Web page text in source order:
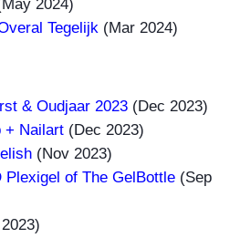
Tegelijk (Mar 2024)
& Oudjaar 2023 (Dec 2023)
+ Nailart (Dec 2023)
(Nov 2023)
Plexigel of The GelBottle (Sep